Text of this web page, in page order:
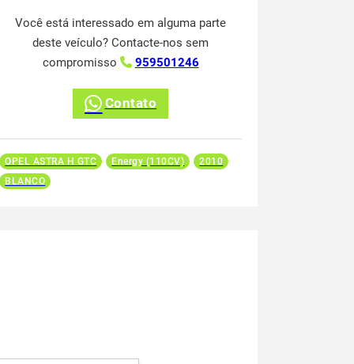
Você está interessado em alguma parte
deste veículo? Contacte-nos sem
compromisso
959501246
Contato
OPEL ASTRA H GTC Energy (110CV)
2010
BLANCO